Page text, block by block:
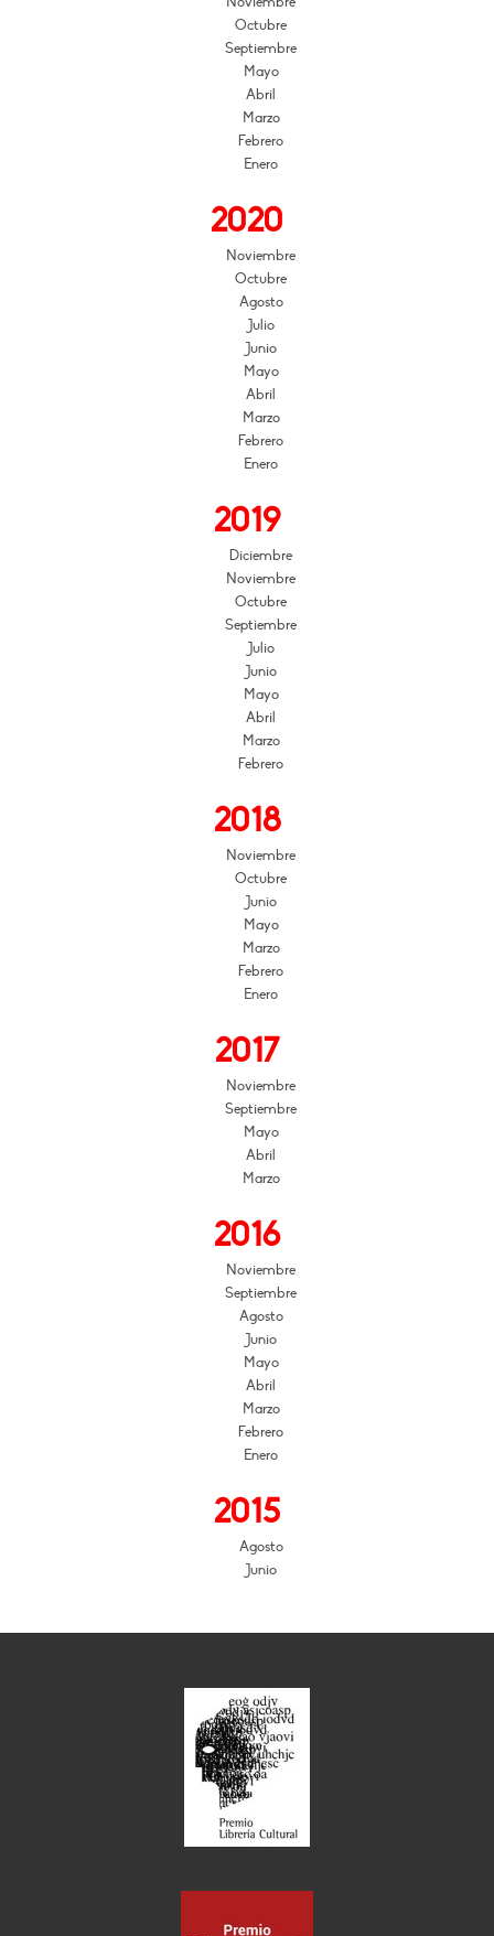
Octubre
Septiembre
Mayo
Abril
Marzo
Febrero
Enero
2020
Noviembre
Octubre
Agosto
Julio
Junio
Mayo
Abril
Marzo
Febrero
Enero
2019
Diciembre
Noviembre
Octubre
Septiembre
Julio
Junio
Mayo
Abril
Marzo
Febrero
2018
Noviembre
Octubre
Junio
Mayo
Marzo
Febrero
Enero
2017
Noviembre
Septiembre
Mayo
Abril
Marzo
2016
Noviembre
Septiembre
Agosto
Junio
Mayo
Abril
Marzo
Febrero
Enero
2015
Agosto
Junio